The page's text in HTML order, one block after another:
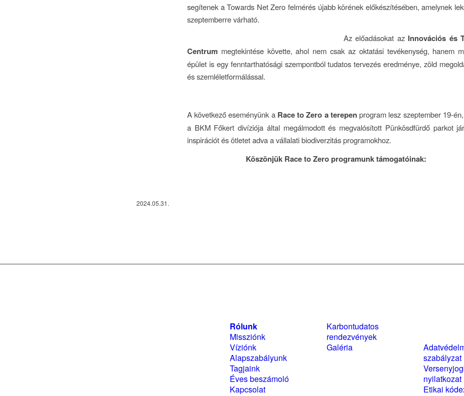
segítenek a Towards Net Zero felmérés újabb körének előkészítésében, amelynek
szeptemberre várható.
Az előadásokat az Innovációs és
Centrum megtekintése követte, ahol nem csak az oktatási tevékenység, hanem
épület is egy fenntarthatósági szempontból tudatos tervezés eredménye, zöld
és szemléletformálással.
A következő eseményünk a Race to Zero a terepenprogram lesz szeptember 19-
a BKM Főkert divíziója által megálmodott és megvalósított Pünkösdfürdő parkot
inspirációt és ötletet adva a vállalati biodiverzitás programokhoz.
Köszönjük Race to Zero programunk támogatóinak:
2024.05.31.
Rólunk
Missziónk
Víziónk
Alapszabályunk
Tagjaink
Éves beszámoló
Kapcsolat
Karbontudatos
rendezvények
Galéria
szabályzat
nyilatkozat
Etikai